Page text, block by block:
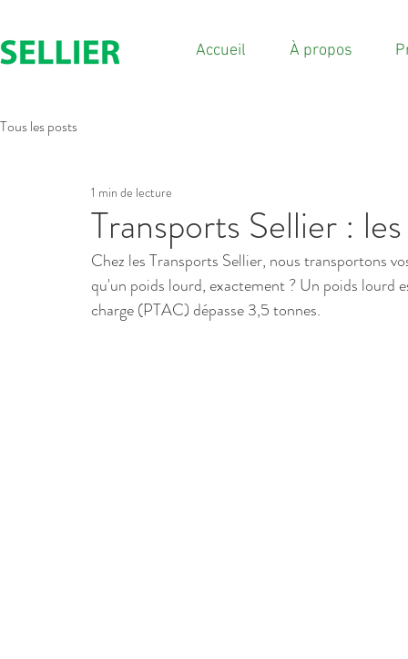
Accueil À propos
Tous les posts
Transports Sellier :
1 min de lecture
Chez les Transports Sellier, nous transportons
qu'un poids lourd, exactement ? Un poids lourd
charge (PTAC) dépasse 3,5 tonnes.